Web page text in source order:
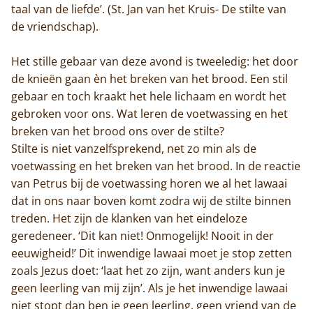
taal van de liefde’. (St. Jan van het Kruis- De stilte van
de vriendschap).
Het stille gebaar van deze avond is tweeledig: het door
de knieën gaan èn het breken van het brood. Een stil
gebaar en toch kraakt het hele lichaam en wordt het
gebroken voor ons. Wat leren de voetwassing en het
breken van het brood ons over de stilte?
Stilte is niet vanzelfsprekend, net zo min als de
voetwassing en het breken van het brood. In de reactie
van Petrus bij de voetwassing horen we al het lawaai
dat in ons naar boven komt zodra wij de stilte binnen
treden. Het zijn de klanken van het eindeloze
geredeneer. ‘Dit kan niet! Onmogelijk! Nooit in der
eeuwigheid!’ Dit inwendige lawaai moet je stop zetten
zoals Jezus doet: ‘laat het zo zijn, want anders kun je
geen leerling van mij zijn’. Als je het inwendige lawaai
niet stopt dan ben je geen leerling, geen vriend van de